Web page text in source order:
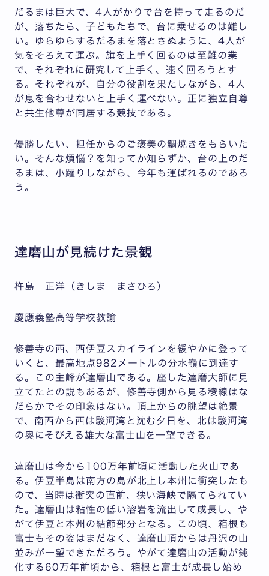
だるまは巨大で、4人がかりで台を持って走るのだ
が、落ちたら、子どもたちで、台に乗せるのは難し
い。ゆらゆらするだるまを落とさぬように、4人が
気をそろえて運ぶ。旗を上手く回るのは至難の業
で、それぞれに研究して上手く、速く回ろうとす
る。それぞれが、自分の役割を果たしながら、4人
が息を合わせないと上手く運べない。正に独立自尊
と共生他尊が同居する競技である。
優勝したい、担任からのご褒美の鯛焼きをもらいた
い。そんな煩悩？を知ってか知らずか、台の上のだ
るまは、小躍りしながら、今年も運ばれるのであろ
う。
達磨山が見続けた景観
杵島 正洋（きしま まさひろ）
慶應義塾高等学校教諭
修善寺の西、西伊豆スカイラインを緩やかに登って
いくと、最高地点982メートルの分水嶺に到達す
る。この主峰が達磨山である。座した達磨大師に見
立てたとの説もあるが、修善寺側から見る稜線はな
だらかでその印象はない。頂上からの眺望は絶景
で、南西から西は駿河湾と沈む夕日を、北は駿河湾
の奥にそびえる雄大な富士山を一望できる。
達磨山は今から100万年前頃に活動した火山であ
る。伊豆半島は南方の島が北上し本州に衝突したも
ので、当時は衝突の直前、狭い海峡で隔てられてい
た。達磨山は粘性の低い溶岩を流出して成長し、や
がて伊豆と本州の結節部分となる。この頃、箱根も
富士もその姿はまだなく、達磨山頂からは丹沢の山
並みが一望できただろう。やがて達磨山の活動が鈍
化する60万年前頃から、箱根と富士が成長し始め